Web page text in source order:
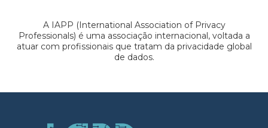
A IAPP (International Association of Privacy
Professionals) é uma associação internacional, voltada a
atuar com profissionais que tratam da privacidade global
de dados.